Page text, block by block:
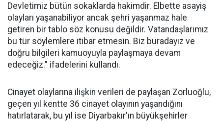
Devletimiz bütün sokaklarda hakimdir. Elbette asayiş
olayları yaşanabiliyor ancak şehri yaşanmaz hale
getiren bir tablo söz konusu değildir. Vatandaşlarımız
bu tür söylemlere itibar etmesin. Biz buradayız ve
doğru bilgileri kamuoyuyla paylaşmaya devam
edeceğiz." ifadelerini kullandı.
Cinayet olaylarına ilişkin verileri de paylaşan Zorluoğlu,
geçen yıl kentte 36 cinayet olayının yaşandığını
hatırlatarak, bu yıl ise Diyarbakır'ın büyükşehirler